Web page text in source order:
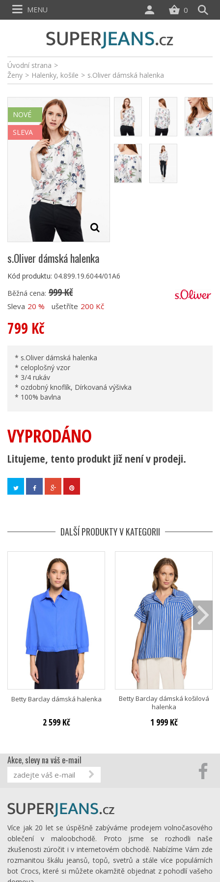
Úvodní strana >
Ženy > Halenky, košile > s.Oliver dámská halenka
NOVÉ
SLEVA
s.Oliver dámská halenka
Kód produktu: 04.899.19.6044/01A6
Běžná cena: 999 Kč
Sleva 20 % ušetříte 200 Kč
799 Kč
* s.Oliver dámská halenka
* celoplošný vzor
* 3/4 rukáv
* ozdobný knoflík, Dírkovaná výšivka
* 100% bavlna
VYPRODÁNO
Litujeme, tento produkt již není v prodeji.
DALŠÍ PRODUKTY V KATEGORII
Betty Barclay dámská halenka
2 599 Kč
Betty Barclay dámská košilová
halenka
1 999 Kč
0
MENU
Akce, slevy na váš e-mail
Více jak 20 let se úspěšně zabýváme prodejem volnočasového
oblečení v maloobchodě. Proto jsme se rozhodli naše
zkušenosti zúročit i v internetovém obchodě. Nabízíme Vám zde
rozmanitou škálu jeansů, topů, svetrů a stále více populárních
bot Crocs, které si můžete okamžitě objednat z pohodlí vašeho